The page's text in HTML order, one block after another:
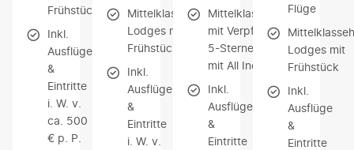
Frühstück
Inkl.
Ausflüge
&
Eintritte
i. W. v.
ca. 500
€ p. P.
Mittelklassehotels/-
Lodges mit
Frühstück
Inkl.
Ausflüge
&
Eintritte
i. W. v.
Mittelklassehotels
mit Verpflegung /
5-Sterne-Hotel
mit All Inclusive
Inkl.
Ausflüge
&
Eintritte
Flüge
Lodges mit
Frühstück
Inkl.
Ausflüge
&
Eintritte